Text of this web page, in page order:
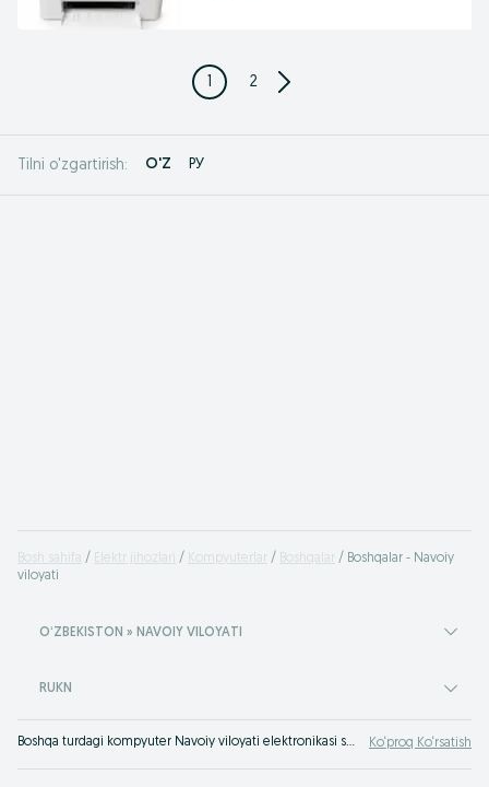
1 2
Tilni o'zgartirish: O'Z РУ
Bosh sahifa Elektr jihozlari Kompyuterlar Boshqalar
Boshqalar - Navoiy
viloyati
OʻZBEKISTON » NAVOIY VILOYATI
RUKN
Boshqa turdagi kompyuter Navoiy viloyati elektronikasi savdosi OLX.uzda Navoiy viloyati Ko‘proq Ko‘rsatish